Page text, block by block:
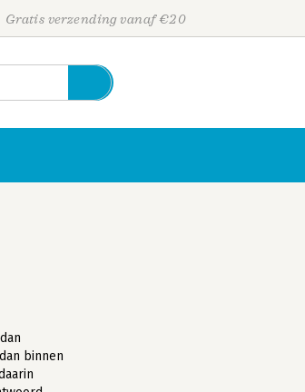
Gratis verzending vanaf €20
binnen
Personen